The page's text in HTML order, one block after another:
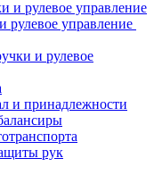
рулевое управление
и рулевое
и принадлежности
рук